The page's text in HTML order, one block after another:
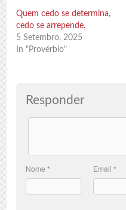
Quem cedo se determina,
cedo se arrepende.
5 Setembro, 2025
In "Provérbio"
Responder
Nome* Email *